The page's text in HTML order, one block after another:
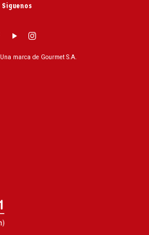
Siguenos
marca de Gourmet S.A.